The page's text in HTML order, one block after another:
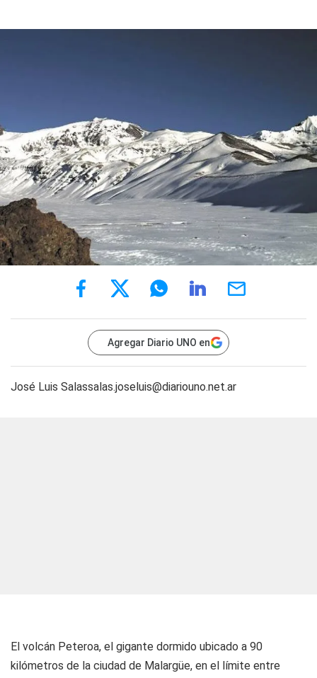
Agregar Diario UNO en
José Luis Salassalas.joseluis@diariouno.net.ar
El volcán Peteroa, el gigante dormido ubicado a 90
kilómetros de la ciudad de Malargüe, en el límite entre